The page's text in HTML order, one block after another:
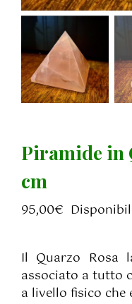
Piramide in
cm
95,00€
Il Quarzo Rosa
associato a tutto
a livello fisico che